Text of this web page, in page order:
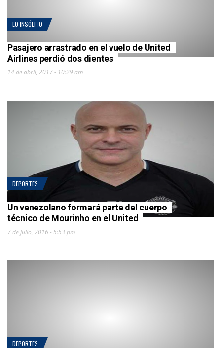
LO INSÓLITO
Pasajero arrastrado en el vuelo de United
Airlines perdió dos dientes
14 de abril, 2017 - 10:29 am
DEPORTES
Un venezolano formará parte del cuerpo
técnico de Mourinho en el United
7 de julio, 2016 - 5:53 pm
DEPORTES